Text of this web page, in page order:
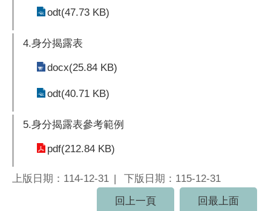
odt(47.73 KB)
4.身分揭露表
docx(25.84 KB)
odt(40.71 KB)
5.身分揭露表參考範例
pdf(212.84 KB)
上版日期：114-12-31
下版日期：115-12-31
回上一頁
回最上面